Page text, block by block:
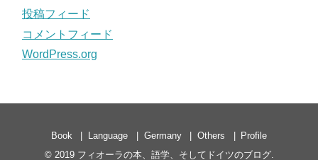
投稿フィード
コメントフィード
WordPress.org
Book Language Germany Others
Profile
© 2019 フィオーラの本、語学、そしてドイツのブログ.